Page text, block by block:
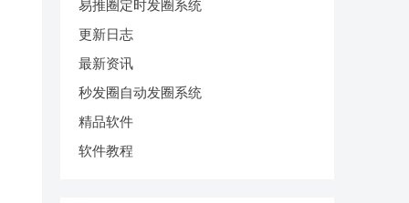
易推圈定时发圈系统
更新日志
最新资讯
秒发圈自动发圈系统
精品软件
软件教程